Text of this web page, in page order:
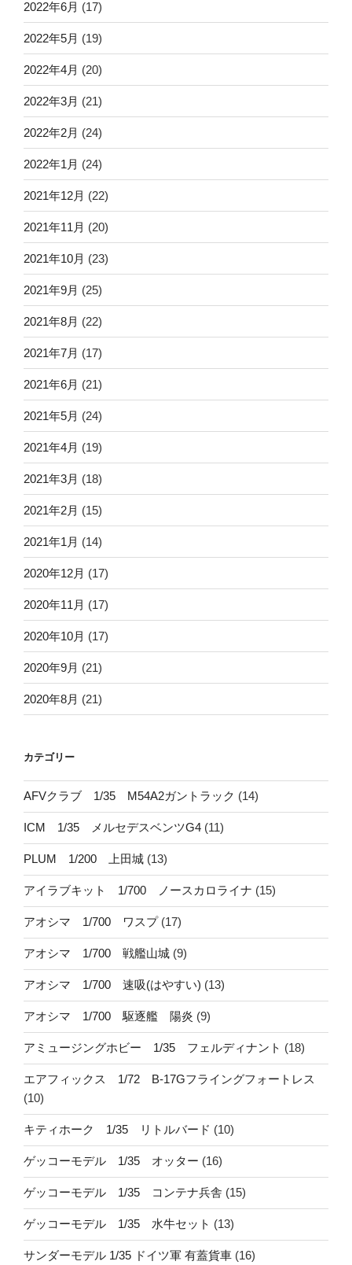
2022年6月 (17)
2022年5月 (19)
2022年4月 (20)
2022年3月 (21)
2022年2月 (24)
2022年1月 (24)
2021年12月 (22)
2021年11月 (20)
2021年10月 (23)
2021年9月 (25)
2021年8月 (22)
2021年7月 (17)
2021年6月 (21)
2021年5月 (24)
2021年4月 (19)
2021年3月 (18)
2021年2月 (15)
2021年1月 (14)
2020年12月 (17)
2020年11月 (17)
2020年10月 (17)
2020年9月 (21)
2020年8月 (21)
カテゴリー
AFVクラブ 1/35 M54A2ガントラック (14)
ICM 1/35 メルセデスベンツG4 (11)
PLUM 1/200 上田城 (13)
アイラブキット 1/700 ノースカロライナ (15)
アオシマ 1/700 ワスプ(17)
アオシマ 1/700 戦艦山城 (9)
アオシマ 1/700 速吸(はやすい) (13)
アオシマ 1/700 駆逐艦 陽炎 (9)
アミュージングホビー 1/35 フェルディナント (18)
エアフィックス 1/72 B-17Gフライングフォートレス
(10)
キティホーク 1/35 リトルバード (10)
ゲッコーモデル 1/35 オッター (16)
ゲッコーモデル 1/35 コンテナ兵舎 (15)
ゲッコーモデル 1/35 水牛セット (13)
サンダーモデル 1/35 ドイツ軍 有蓋貨車 (16)